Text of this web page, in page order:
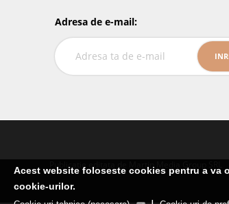
Adresa de e-mail:
Publicatie editata de Martin Media Group SRL
Acest website foloseste cookies pentru a va
cookie-urilor.